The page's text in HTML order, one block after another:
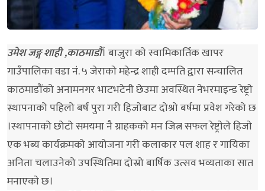
उमेश जङ्ग शाही ,काठमाडौँ। बाजुरा काे स्वामिकार्तिक खापर
गाउँपालिका वडा नं. ५ जेराकाे महेन्द्र शाही दम्पति द्वारा सन्चालित
काठमाडौंको अनामनगर भाटभटेनी छेउमा अवस्थित नेभरमाइन्ड रेष्ट्राे
स्थापनाको पहिलो बर्ष पुरा गरी हिजाेबाट दोश्रो बर्षमा प्रवेश गरेको छ
।स्थापनाको छोटो समयमा नै ग्राहकको मन जित्न सफल रेष्ट्राेले हिजाे
एक भब्य कार्यक्रमको आयोजना गरी कलाकार पल शाह र गायिका
अनिता चलाउनेको उपस्थितिमा दोस्रो बार्षिक उत्सव भव्यताका सात
मनाएकाे छ।